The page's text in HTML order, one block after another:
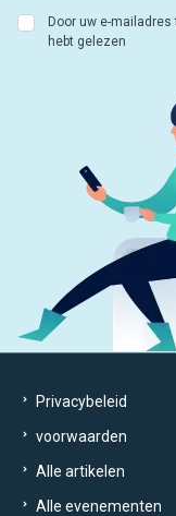
Door uw e-
hebt gelezen
Privacybeleid
voorwaarden
Alle artikelen
Alle evenementen